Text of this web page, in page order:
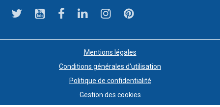
Mentions légales
Conditions générales d'utilisation
Politique de confidentialité
Gestion des cookies